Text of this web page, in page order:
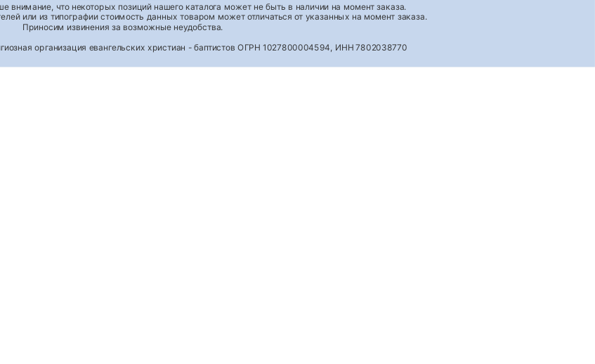
что некоторых позиций нашего каталога может не быть в наличии на момент заказа.
или из типографии стоимость данных товаром может отличаться от указанных на момент заказа.
Приносим извинения за возможные неудобства.
организация евангельских христиан - баптистов ОГРН 1027800004594, ИНН 7802038770